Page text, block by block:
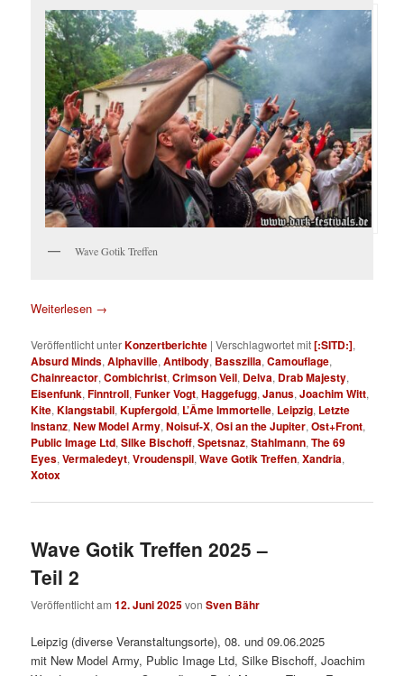
Wave Gotik Treffen
Weiterlesen →
Veröffentlicht unterKonzertberichte |Verschlagwortet mit[:SITD:],
Absurd Minds,Alphaville,Antibody, Basszilla,Camouflage,
Chainreactor,Combichrist,Crimson Veil, Delva, Drab Majesty,
Eisenfunk,Finntroll,Funker Vogt,Haggefugg,Janus,Joachim Witt,
Kite,Klangstabil,Kupfergold, L’Âme Immortelle, Leipzig, Letzte
Instanz,New Model Army,Noisuf-X,Osi an the Jupiter,Ost+Front,
Public Image Ltd,Silke Bischoff,Spetsnaz,Stahlmann,The 69
Eyes,Vermaledeyt,Vroudenspil,Wave Gotik Treffen,Xandria,
Xotox
Wave Gotik Treffen 2025 –
Teil 2
Veröffentlicht am12. Juni 2025vonSven Bähr
Leipzig (diverse Veranstaltungsorte), 08. und 09.06.2025
mit New Model Army, Public Image Ltd, Silke Bischoff, Joachim